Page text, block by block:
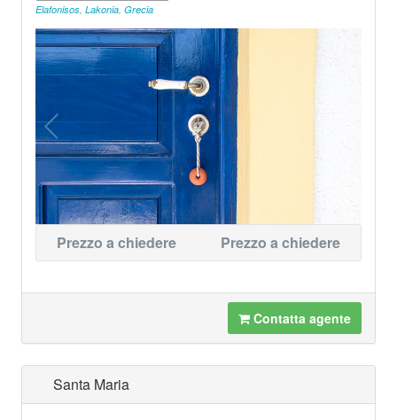
Elafonisos, Lakonia, Grecia
Prezzo a chiedere Prezzo a chiedere
Contatta agente
Santa Maria